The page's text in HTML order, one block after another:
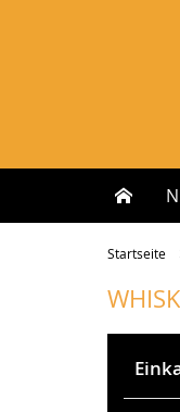
Startseite